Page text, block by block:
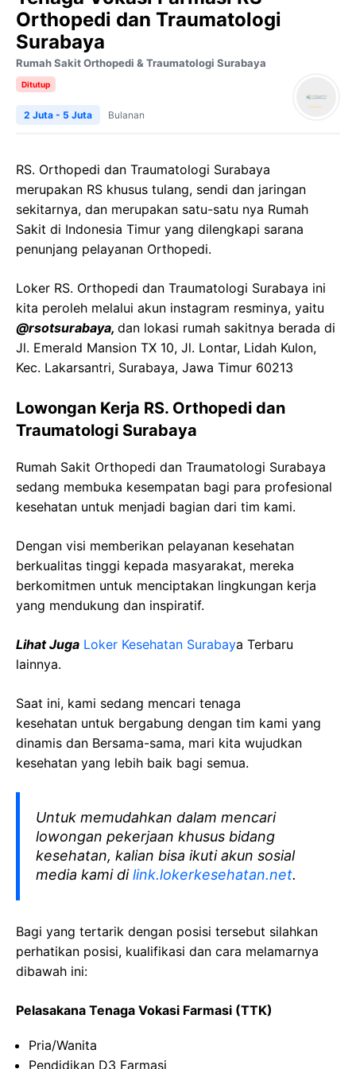
Orthopedi dan Traumatologi
Surabaya
Rumah Sakit Orthopedi & Traumatologi Surabaya
Ditutup
2 Juta - 5 Juta Bulanan
RS. Orthopedi dan Traumatologi Surabaya
merupakan RS khusus tulang, sendi dan jaringan
sekitarnya, dan merupakan satu-satu nya Rumah
Sakit di Indonesia Timur yang dilengkapi sarana
penunjang pelayanan Orthopedi.
Loker RS. Orthopedi dan Traumatologi Surabaya ini
kita peroleh melalui akun instagram resminya, yaitu
@rsotsurabaya, dan lokasi rumah sakitnya berada di
Jl. Emerald Mansion TX 10, Jl. Lontar, Lidah Kulon,
Kec. Lakarsantri, Surabaya, Jawa Timur 60213
Lowongan Kerja RS. Orthopedi dan
Traumatologi Surabaya
Rumah Sakit Orthopedi dan Traumatologi Surabaya
sedang membuka kesempatan bagi para profesional
kesehatan untuk menjadi bagian dari tim kami.
Dengan visi memberikan pelayanan kesehatan
berkualitas tinggi kepada masyarakat, mereka
berkomitmen untuk menciptakan lingkungan kerja
yang mendukung dan inspiratif.
Lihat Juga Loker Kesehatan Surabaya Terbaru
lainnya.
Saat ini, kami sedang mencari tenaga
kesehatan untuk bergabung dengan tim kami yang
dinamis dan Bersama-sama, mari kita wujudkan
kesehatan yang lebih baik bagi semua.
Untuk memudahkan dalam mencari
lowongan pekerjaan khusus bidang
kesehatan, kalian bisa ikuti akun sosial
media kami dilink.lokerkesehatan.net.
Bagi yang tertarik dengan posisi tersebut silahkan
perhatikan posisi, kualifikasi dan cara melamarnya
dibawah ini:
Pelasakana Tenaga Vokasi Farmasi (TTK)
Pria/Wanita
Pendidikan D3 Farmasi